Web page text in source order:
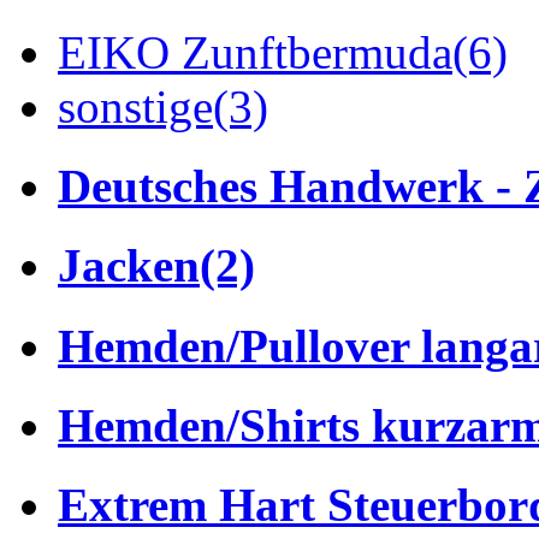
EIKO Zunftbermuda(6)
sonstige(3)
Deutsches Handwerk -
Jacken(2)
Hemden/Pullover
Hemden/Shirts
Extrem Hart